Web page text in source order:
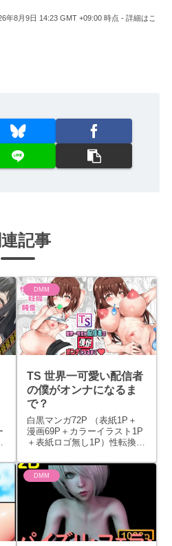
年8月9日 14:23 GMT +09:00 時点 -詳細はこ
記事
DMM
TS 世界一可愛い配信者
の僕がオンナになるま
で？
白黒マンガ72P （表紙1P＋
漫画69P＋カラーイラスト1P
＋表紙ロゴ無し1P）性転換し
H！■ストーリー メス●キ軍曹
のガワを使い配信者をやって
いる九里空人。しかし可愛い
見た目ではあるが中身は男で
ある。 順調に日々...
DMM